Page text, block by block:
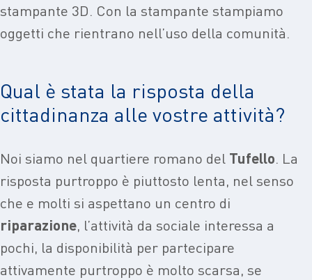
stampante 3D. Con la stampante stampiamo
oggetti che rientrano nell’uso della comunità.
Qual è stata la risposta della
cittadinanza alle vostre attività?
Noi siamo nel quartiere romano del Tufello. La
risposta purtroppo è piuttosto lenta, nel senso
che e molti si aspettano un centro di
riparazione, l’attività da sociale interessa a
pochi, la disponibilità per partecipare
attivamente purtroppo è molto scarsa, se